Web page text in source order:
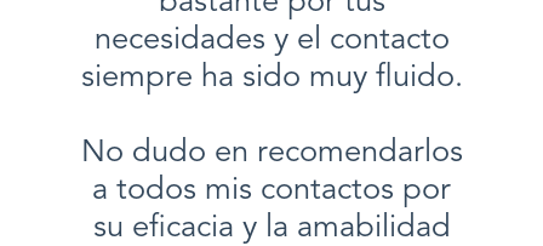
necesidades y el contacto
siempre ha sido muy fluido.
No dudo en recomendarlos
a todos mis contactos por
su eficacia y la amabilidad